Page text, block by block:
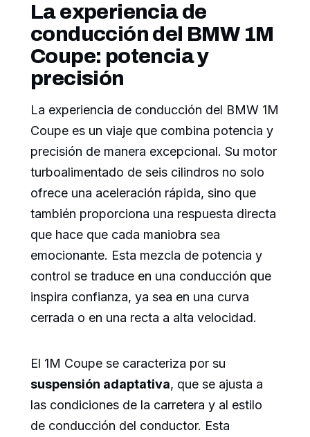
La experiencia de
conducción del BMW 1M
Coupe: potencia y
precisión
La experiencia de conducción del BMW 1M
Coupe es un viaje que combina potencia y
precisión de manera excepcional. Su motor
turboalimentado de seis cilindros no solo
ofrece una aceleración rápida, sino que
también proporciona una respuesta directa
que hace que cada maniobra sea
emocionante. Esta mezcla de potencia y
control se traduce en una conducción que
inspira confianza, ya sea en una curva
cerrada o en una recta a alta velocidad.
El 1M Coupe se caracteriza por su
suspensión adaptativa, que se ajusta a
las condiciones de la carretera y al estilo
de conducción del conductor. Esta